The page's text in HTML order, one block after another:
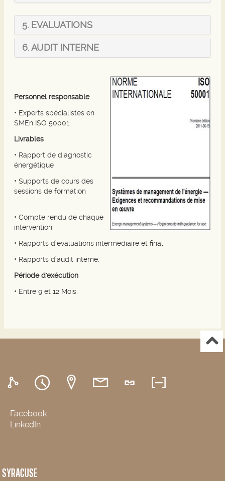
5. EVALUATIONS
6. AUDIT INTERNE
Personnel responsable
• Experts spécialistes en
SMEn ISO 50001.
Livrables
• Rapport de diagnostic
énergétique
• Supports de cours des
sessions de formation
• Compte rendu de chaque
intervention,
• Rapports d’évaluations intermédiaire et final,
• Rapports d’audit interne.
Période d'exécution
• Entre 9 et 12 Mois.
Facebook
LinkedIn
SYRACUSE